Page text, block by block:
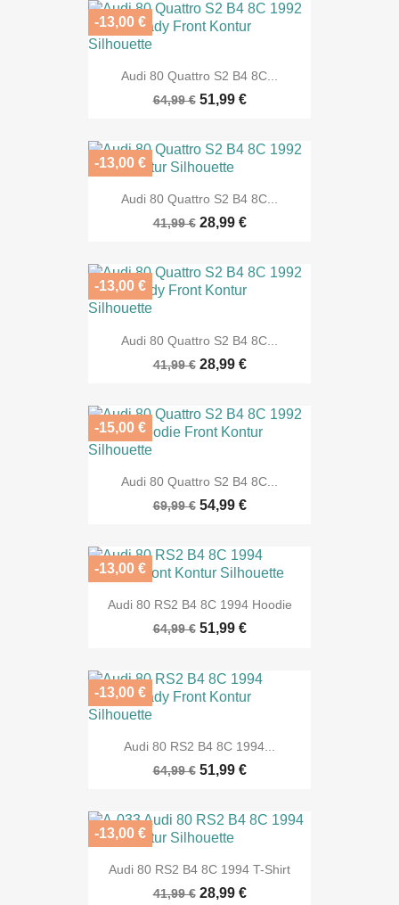
Audi 80 Quattro S2 B4 8C...
64,99 € 51,99 €
-13,00 €
Audi 80 Quattro S2 B4 8C...
41,99 € 28,99 €
-13,00 €
Audi 80 Quattro S2 B4 8C...
41,99 € 28,99 €
-13,00 €
Audi 80 Quattro S2 B4 8C...
69,99 € 54,99 €
-15,00 €
Audi 80 RS2 B4 8C 1994 Hoodie
64,99 € 51,99 €
-13,00 €
Audi 80 RS2 B4 8C 1994...
64,99 € 51,99 €
-13,00 €
Audi 80 RS2 B4 8C 1994 T-Shirt
41,99 € 28,99 €
-13,00 €